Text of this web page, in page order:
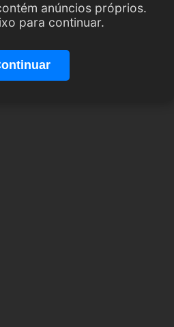
anúncios próprios.
para continuar.